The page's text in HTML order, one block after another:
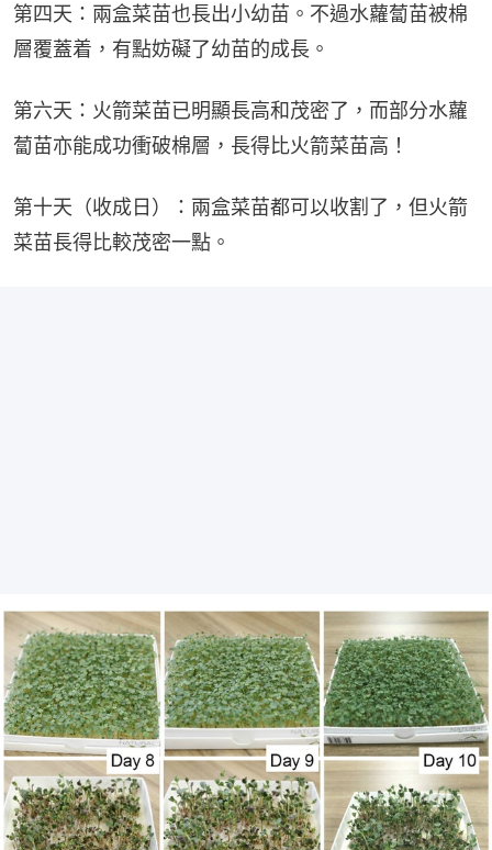
第四天：兩盒菜苗也長出小幼苗。不過水蘿蔔苗被棉
層覆蓋着，有點妨礙了幼苗的成長。
第六天：火箭菜苗已明顯長高和茂密了，而部分水蘿
蔔苗亦能成功衝破棉層，長得比火箭菜苗高！
第十天（收成日）：兩盒菜苗都可以收割了，但火箭
菜苗長得比較茂密一點。